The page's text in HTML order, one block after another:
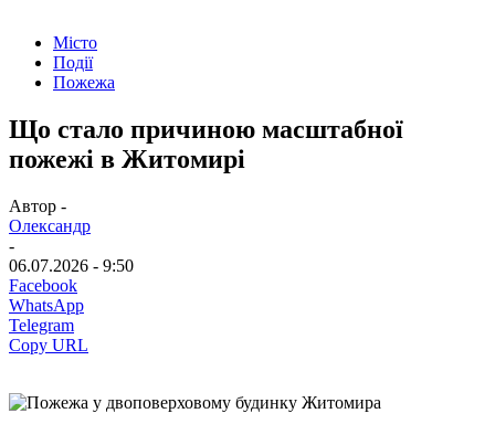
Місто
Події
Пожежа
Що стало причиною масштабної
пожежі в Житомирі
Автор -
Олександр
-
06.07.2026 - 9:50
Facebook
WhatsApp
Telegram
Copy URL